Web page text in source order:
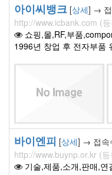
아이씨뱅크 [상세] →
http://www.icbank.com (
쇼핑,몰,RF,부품
1996년 창업 후 전자부품
바이엔피 [상세] → 접속
http://www.buynp.or.kr (
기술,제품,소개,판매,